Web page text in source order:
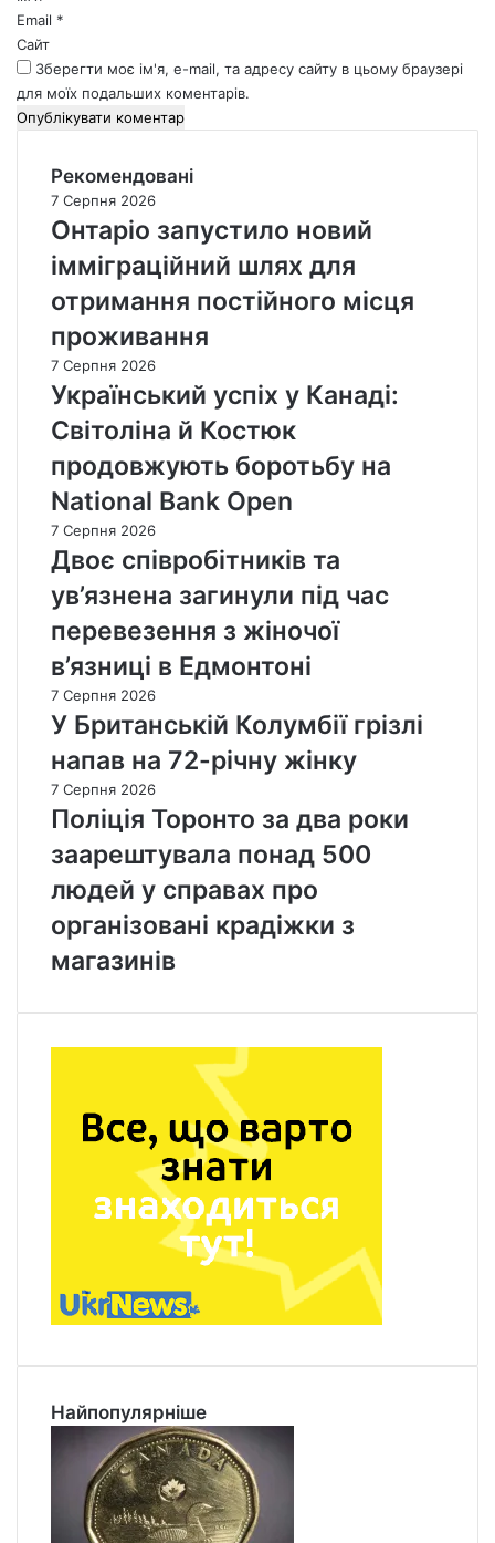
Email *
Сайт
Зберегти моє ім'я, e-mail, та адресу сайту в цьому браузері
для моїх подальших коментарів.
Рекомендовані
7 Серпня 2026
Онтаріо запустило новий
імміграційний шлях для
отримання постійного місця
проживання
7 Серпня 2026
Український успіх у Канаді:
Світоліна й Костюк
продовжують боротьбу на
National Bank Open
7 Серпня 2026
Двоє співробітників та
ув’язнена загинули під час
перевезення з жіночої
в’язниці в Едмонтоні
7 Серпня 2026
У Британській Колумбії грізлі
напав на 72-річну жінку
7 Серпня 2026
Поліція Торонто за два роки
заарештувала понад 500
людей у справах про
організовані крадіжки з
магазинів
Найпопулярніше